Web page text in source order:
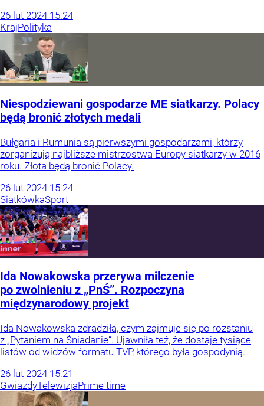
26 lut 2024 15:24
KrajPolityka
Niespodziewani gospodarze ME siatkarzy. Polacy
będą bronić złotych medali
Bułgaria i Rumunia są pierwszymi gospodarzami, którzy
zorganizują najbliższe mistrzostwa Europy siatkarzy w 2016
roku. Złota będą bronić Polacy.
26 lut 2024 15:24
SiatkówkaSport
Ida Nowakowska przerywa milczenie
po zwolnieniu z „PnŚ”. Rozpoczyna
międzynarodowy projekt
Ida Nowakowska zdradziła, czym zajmuje się po rozstaniu
z „Pytaniem na Śniadanie”. Ujawniła też, że dostaje tysiące
listów od widzów formatu TVP, którego była gospodynią.
26 lut 2024 15:21
GwiazdyTelewizjaPrime time